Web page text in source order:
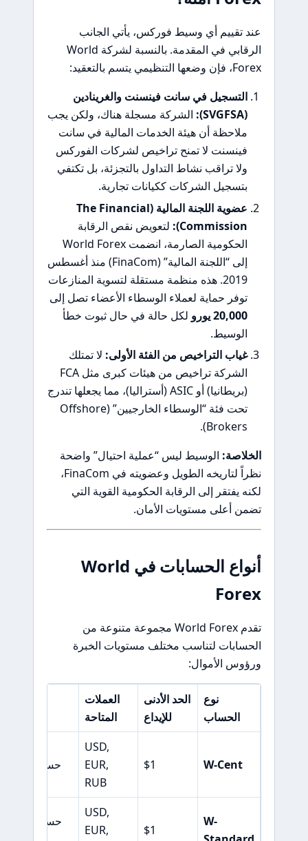
عند تقييم أي وسيط فوركس، يأتي الجانب
الرقابي في المقدمة. بالنسبة لشركة World
Forex، فإن وضعها التنظيمي يتسم بالتعقيد:
التسجيل في سانت فينسنت والغرينادين
(SVGFSA):
الشركة مسجلة هناك، ولكن يجب
ملاحظة أن هيئة الخدمات المالية في سانت
فينسنت لا تمنح تراخيص لشركات الفوركس
ولا تراقب نشاط التداول بالتجزئة، بل تكتفي
بتسجيل الشركات ككيانات تجارية.
عضوية اللجنة المالية (The Financial
Commission):
لتعويض نقص الرقابة
الحكومية الصارمة، انضمت World Forex
إلى “اللجنة المالية” (FinaCom) منذ أغسطس
2019. هذه منظمة مستقلة لتسوية المنازعات
توفر حماية لعملاء الوسطاء الأعضاء تصل إلى
20,000 يورو
لكل حالة في حال ثبوت خطأ
الوسيط.
غياب التراخيص من الفئة الأولى: لا تمتلك
الشركة تراخيص من هيئات كبرى مثل FCA
(بريطانيا) أو ASIC (أستراليا)، مما يجعلها تندرج
تحت فئة “الوسطاء الخارجيين” (Offshore
Brokers).
الخلاصة: الوسيط ليس “عملية احتيال” واضحة
نظراً لتاريخه الطويل وعضويته في FinaCom،
لكنه يفتقر إلى الرقابة الحكومية القوية التي
تضمن أعلى مستويات الأمان.
أنواع الحسابات في World
Forex
تقدم World Forex مجموعة متنوعة من
الحسابات لتناسب مختلف مستويات الخبرة
ورؤوس الأموال:
نوع
الحساب
الحد الأدنى
للإيداع
العملات
المتاحة
W-Cent
$1
USD,
EUR,
RUB
حساب ميكرو
W-
$1
USD,
EUR,
حساب